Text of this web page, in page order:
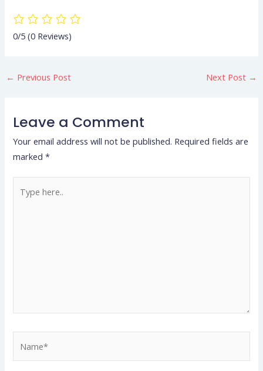
0/5(0 Reviews)
← Previous Post Next Post →
Leave a Comment
Your email address will not be published. Required fields are
marked*
here..